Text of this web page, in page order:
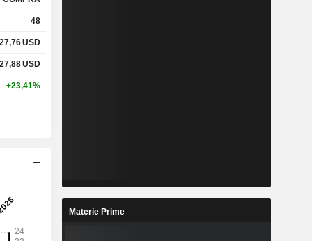
48
USD
USD
+23,41%
Materie Prime